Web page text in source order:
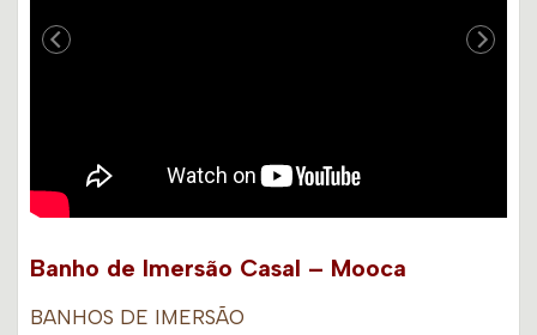
Banho de Imersão Casal – Mooca
BANHOS DE IMERSÃO